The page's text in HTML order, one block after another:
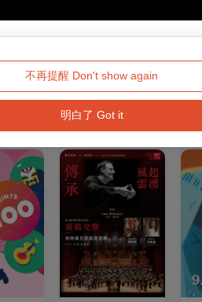
不再提醒 Don't show again
明白了 Got it
的人，也買了...